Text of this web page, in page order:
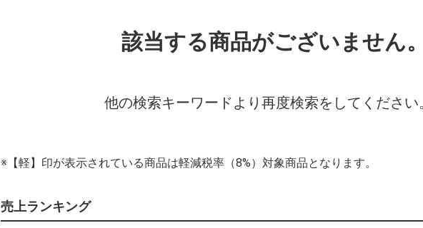
vw passat b7
該当する商品がございません。
他の検索キーワードより再度検索をしてください
※【軽】印が表示されている商品は軽減税率（8%）対象商品となります。
売上ランキング